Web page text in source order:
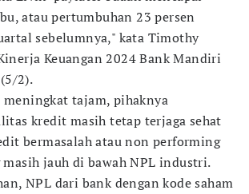
atau pertumbuhan 23 persen
sebelumnya," kata Timothy
Keuangan 2024 Bank Mandiri
2).
meningkat tajam, pihaknya
kredit masih tetap terjaga sehat
bermasalah atau non performing
jauh di bawah NPL industri.
NPL dari bank dengan kode saham